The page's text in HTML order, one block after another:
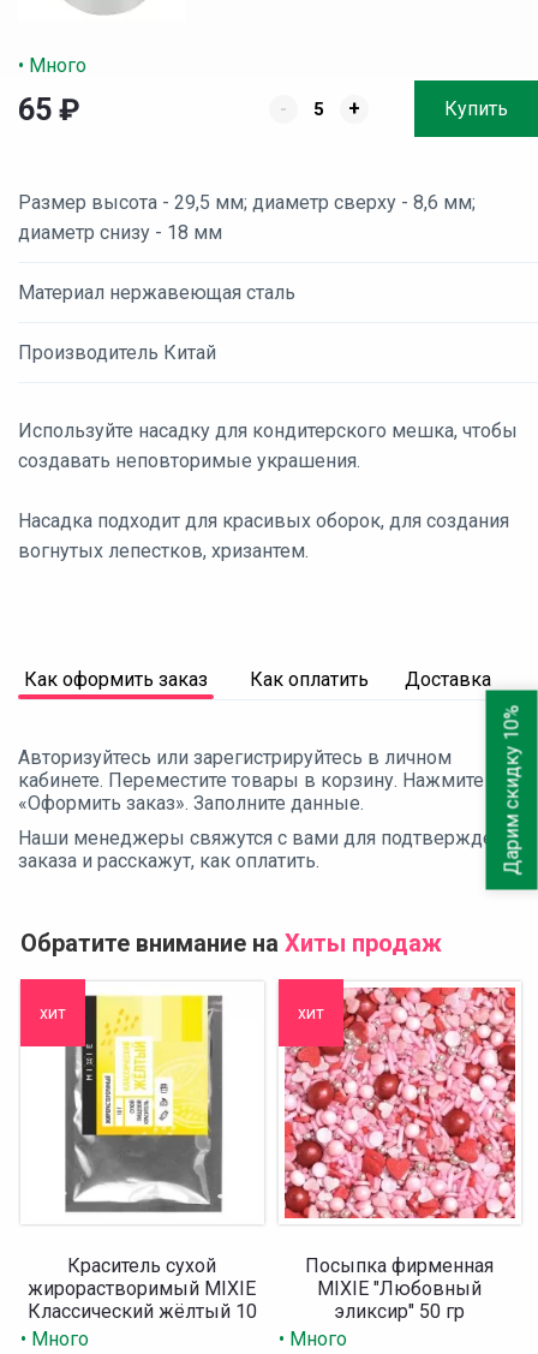
• Много
65 ₽ - + Купить
Размер высота - 29,5 мм; диаметр сверху - 8,6 мм;
диаметр снизу - 18 мм
Материал нержавеющая сталь
Производитель Китай
Используйте насадку для кондитерского мешка, чтобы
создавать неповторимые украшения.
Насадка подходит для красивых оборок, для создания
вогнутых лепестков, хризантем.
Как оформить заказ Как оплатить Доставка
Авторизуйтесь или зарегистрируйтесь в личном
кабинете. Переместите товары в корзину. Нажмите
«Оформить заказ». Заполните данные.
Наши менеджеры свяжутся с вами для подтверждения
заказа и расскажут, как оплатить.
Обратите внимание на Хиты продаж
хит
Краситель сухой
жирорастворимый MIXIE
Классический жёлтый 10
• Много
хит
Посыпка фирменная
MIXIE "Любовный
эликсир" 50 гр
• Много
Дарим скидку 10%